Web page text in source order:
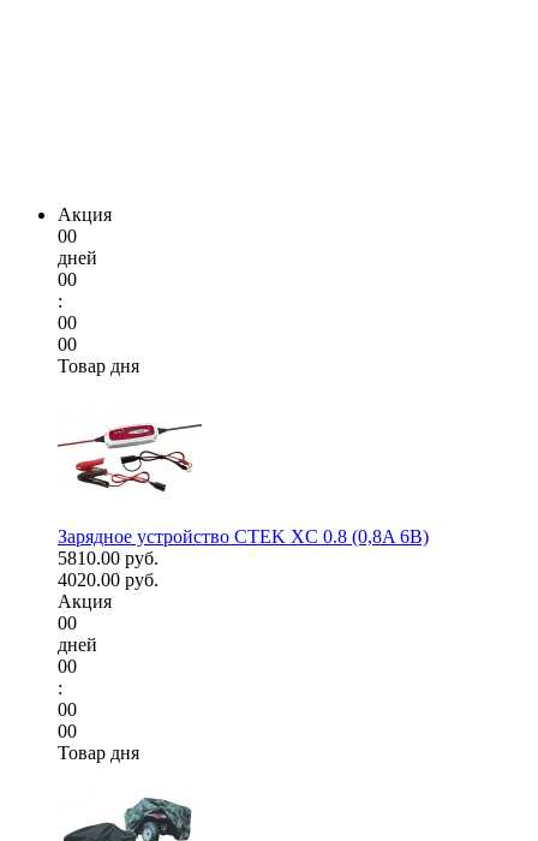
Акция
00
дней
00
:
00
00
Товар дня
Зарядное устройство CTEK XC 0.8 (0,8A 6В)
5810.00 руб.
4020.00 руб.
Акция
00
дней
00
:
00
00
Товар дня